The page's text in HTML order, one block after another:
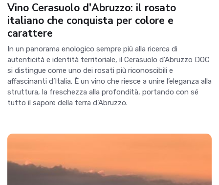
Vino Cerasuolo d'Abruzzo: il rosato
italiano che conquista per colore e
carattere
In un panorama enologico sempre più alla ricerca di
autenticità e identità territoriale, il Cerasuolo d’Abruzzo DOC
si distingue come uno dei rosati più riconoscibili e
affascinanti d’Italia. È un vino che riesce a unire l’eleganza alla
struttura, la freschezza alla profondità, portando con sé
tutto il sapore della terra d’Abruzzo.